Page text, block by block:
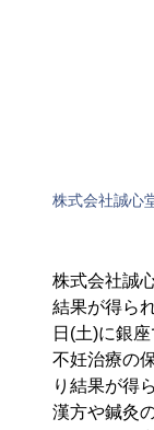
株式会社誠心
株式会社誠
結果が得ら
日(土)に銀
不妊治療の
り結果が得
漢方や鍼灸